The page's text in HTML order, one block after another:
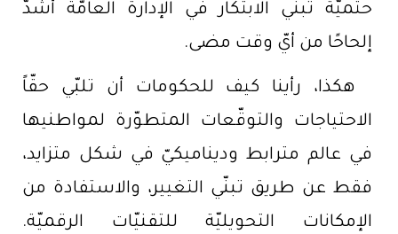
حتميّة تبنّي الابتكار في الإدارة العامّة أشدّ
إلحاحًا من أيّ وقت مضى.
هكذا، رأينا كيف للحكومات أن تلبّي حقّاً
الاحتياجات والتوقّعات المتطوّرة لمواطنيها
في عالم مترابط وديناميكيّ في شكل متزايد،
فقط عن طريق تبنّي التغيير، والاستفادة من
الإمكانات التحويليّة للتقنيّات الرقميّة.